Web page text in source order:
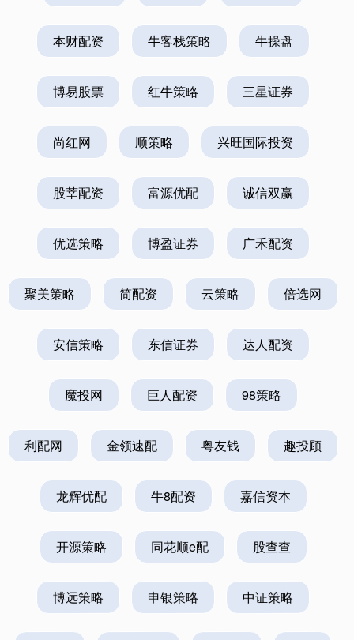
本财配资 牛客栈策略 牛操盘
博易股票 红牛策略 三星证券
尚红网 顺策略 兴旺国际投资
股莘配资 富源优配 诚信双赢
优选策略 博盈证券 广禾配资
聚美策略 简配资 云策略 倍选网
安信策略 东信证券 达人配资
魔投网 巨人配资 98策略
利配网 金领速配 粤友钱 趣投顾
龙辉优配 牛8配资 嘉信资本
开源策略 同花顺e配 股查查
博远策略 申银策略 中证策略